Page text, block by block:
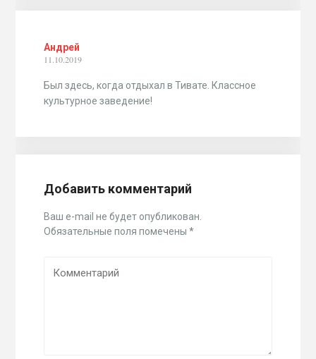
Андрей
11.10.2019
Был здесь, когда отдыхал в Тивате. Классное
культурное заведение!
Добавить комментарий
Ваш e-mail не будет опубликован.
Обязательные поля помечены*